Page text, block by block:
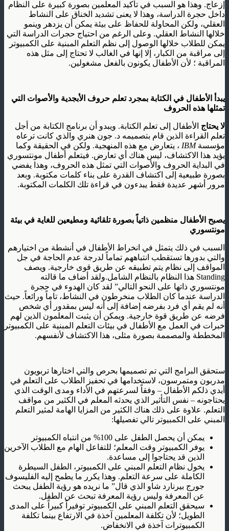
إزعاج. وهذا هو السبب في تأكيد المعلمين بصورة كبيرة على النظام
داخل حجرة الدراسة، وهذا لا يعنى تشديد الخناق على النشاط
العقلي، ولكن المحاولة للحفاظ على بيئة يمكن أن يزدهر وينمو
خلالها النشاط العقلي. وعلى الرغم من احتياج حجرات الدراسة التي
يمكن للطلاب خلالها الوصول إلى نظم التعلم المبنية على الكمبيوتر
إلى مراقبة من الكبار، إلا إنها في الغالب لا تحتاج إلى مثل هذه
المراقبة ؛ لأن الأطفال يكونون بالفعل مشغولين.
يبدأ الأطفال في الكتابة بمجرد تعلم حروف الأبجدية والأصوات التي
تمثلها هذه الحروف
لا يحتاج الأطفال إلى تعلم الكتابة. ويبدو أن برنامج الكتابة من أجل
تعلم القراءة الذين قام بتصميمه د. جون هنري والذي كانت ترعاه
مؤسسةIBM ، يتعارض مع هذه المنهجية. ولكن في الحقيقة وكما
يؤيد هذا الاكتشاف، ليس هناك أي تعارض. فيتعلم أطفال مونتسوري
في البداية الحروف والأصوات التي تمثل هذه الحروف، وهذا يفضي
بصورة طبيعية إلى اكتشاف القدرة على بناء كلمات مكتوبة. وبعد
مرور أشهر عديدة فقط يبدءون في قراءة تلك الكلمات المكتوبة.
يصبح الأطفال منظمين ذاتياً بصورة تلقائية ومطيعين للغاية في بيئة
مونتسوري
السبب في ذلك يتمثل في انخراط الأطفال في أنشطة من اختيارهم
والتي بدورها تستقطب انتباههم تماماً لدرجة عدم الحاجة في جل
المواقف إلى نظام يتم تطبيقه عن طريق قوى خارجية. ويصف
Standing هذا النظام بالنظام الشامل.ولقد أضاف ما قالته
مونتسوري ذاتها على النحو التالي” لقد كان الهدوء في حجرة
الدراسة عندما كان الطلاب منخرطون في النشاط، تاماً ورائعاً. حيث
أنه لم يقم أي فرد بفرضه إضافة إلى أنه ليس بمقدور أي شخص
فرضه عن طريق قوة خارجية. ويمكن أن يثبت المعلمون الذين لهم
خبرات في العمل مع الأطفال في بيئات التعلم المبنية على الكمبيوتر
المخططة والمصممة بصورة مثلى، هذا الاكتشاف لأنفسهم.
ستحقق البرامج التي تم تصميمها بحرص والتي اختارها تربويون
مدربون ومتمرسون، لاستخدامها في تحفيز الطلاب على التعلم في
أيدي ذلكم الأطفال – وفقاً لسرعتهم في الأداء ومدى الوقت الذي
يحتاجونه – نفس التأثير الذي يحدثه المعلم في الكثير من مواقف
التعلم. علاوة على ذلك هناك الكثير من المزايا الهامة لمثير التعلم
المبني على الكمبيوتر تالي تفصيلها:
يمكن أن يحصل الطفل على 100% من انتباه الكمبيوتر
يوفر الكمبيوتر وقت المعلم؛ للتفاعل الهام مع الطلاب الآخرين
الذين قد يحتاجوا إلى مساعدة.
يخول نظام التعلم المبني على الكمبيوتر، الطفل السيطرة
الكاملة على سرعة التعلم. وهذا يكرر ما يطمح إليه الفليسوف
جورج بيرنارد شاو الذي قال” ما نريده هو رؤية الطفل يبحث
عن المعرفة وليس رؤية المعرفة تبحث عن الطفل.
سيحقق التعلم المبني على الكمبيوتر توفيراً كبيراً على المدى
الطويل؛ لأن تكلفة المعلمين آخذة في الارتفاع بينما تكلفة
الكمبيوترات آخذة في الانخفاض.